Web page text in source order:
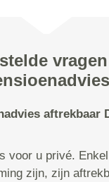
aftrekbaar
voor u privé.
zijn, zijn